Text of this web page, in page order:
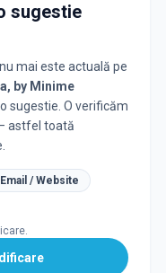
sugestie
mai este actuală pe
by Minime
sugestie. O verificăm
astfel toată
Email / Website